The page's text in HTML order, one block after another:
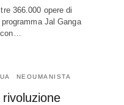
366.000 opere di
Jal Ganga
con…
NEOUMANISTA